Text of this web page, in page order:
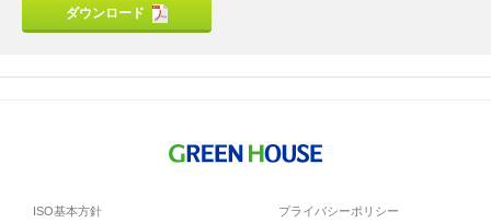
ダウンロード
ISO基本方針
プライバシーポリシー